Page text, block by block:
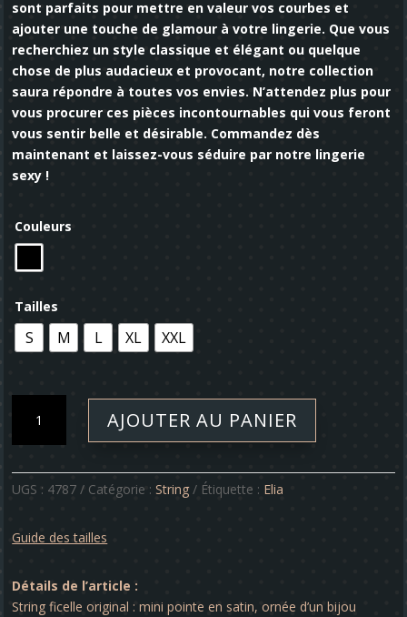
sont parfaits pour mettre en valeur vos courbes et
ajouter une touche de glamour à votre lingerie. Que vous
recherchiez un style classique et élégant ou quelque
chose de plus audacieux et provocant, notre collection
saura répondre à toutes vos envies. N’attendez plus pour
vous procurer ces pièces incontournables qui vous feront
vous sentir belle et désirable. Commandez dès
maintenant et laissez-vous séduire par notre lingerie
sexy !
Couleurs
Tailles
S M L XL XXL
String
Elia
AJOUTER AU PANIER
UGS : 4787 Catégorie :String Étiquette : Elia
Guide des tailles
Détails de l’article :
String ficelle original : mini pointe en satin, ornée d’un bijou